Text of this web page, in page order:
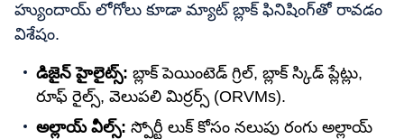
హ్యుందాయ్ లోగోలు కూడా మ్యాట్ బ్లాక్ ఫినిషింగ్‌తో రావడం
విశేషం.
డిజైన్ హైలైట్స్: బ్లాక్ పెయింటెడ్ గ్రిల్, బ్లాక్ స్కిడ్ ప్లేట్లు,
రూఫ్ రైల్స్, వెలుపలి మిర్రర్స్ (ORVMs).
అల్లాయ్ వీల్స్: స్పోర్టీ లుక్ కోసం నలుపు రంగు అల్లాయ్